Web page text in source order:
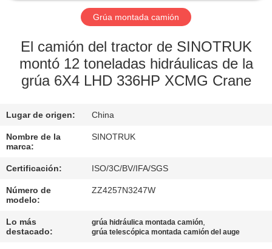
RECORRIDO
POR
LA
FÁBRICA
CONTROL
DE
CALIDAD
CONTACTA
CON
NOSOTROS
Grúa montada camión
El camión del tractor de SINOTRUK
montó 12 toneladas hidráulicas de la
grúa 6X4 LHD 336HP XCMG Crane
Lugar de origen: China
Nombre de la
marca:
SINOTRUK
Certificación: ISO/3C/BV/IFA/SGS
Número de
modelo:
ZZ4257N3247W
Lo más
destacado:
grúa hidráulica montada camión,
grúa telescópica montada camión del auge